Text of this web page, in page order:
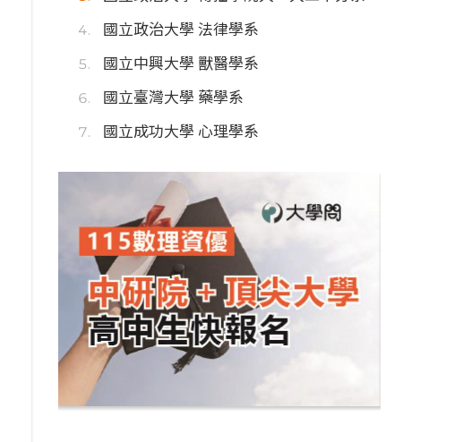
國立政治大學 法律學系
國立中興大學 獸醫學系
國立臺灣大學 藥學系
國立成功大學 心理學系